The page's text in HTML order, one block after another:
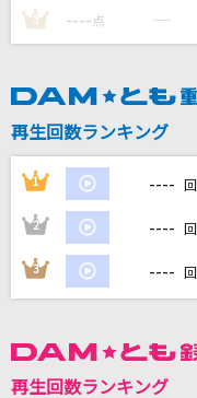
神っぽいな
Clattanoia
OxT
DAM
3 ---- 点 ----
再生回数ランキング
1 ---- 回
2 ---- 回
3 ---- 回
再生回数ランキング